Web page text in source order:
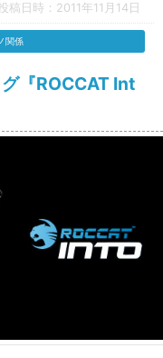
稿日時：2011年11月14日
『ROCCAT Int
関係